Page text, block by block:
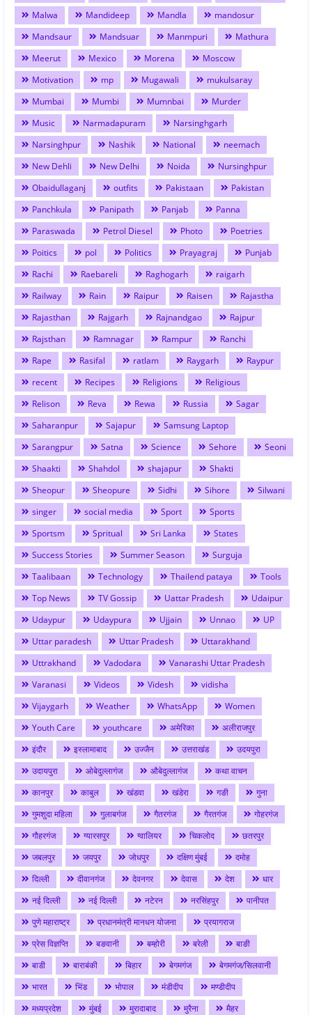
Malwa
Mandideep Mandla
mandosur
Mandsaur
Mandsuar Manmpuri
Mathura
Meerut
Mexico Morena
Moscow
Motivation
mp Mugawali
mukulsaray
Mumbai
Mumbi Mumnbai
Murder
Music
Narmadapuram
Narsinghgarh
Narsinghpur
Nashik National
neemach
New Dehli
New Delhi Noida
Nursinghpur
Obaidullaganj
outfits Pakistaan
Pakistan
Panchkula
Panipath Panjab
Panna
Paraswada
Petrol Diesel Photo
Poetries
Poitics
pol Politics Prayagraj
Punjab
Rachi
Raebareli Raghogarh
raigarh
Railway
Rain Raipur Raisen
Rajastha
Rajasthan
Rajgarh Rajnandgao
Rajpur
Rajsthan
Ramnagar Rampur
Ranchi
Rape
Rasifal ratlam Raygarh
Raypur
recent
Recipes Religions
Religious
Relison
Reva Rewa Russia
Sagar
Saharanpur
Sajapur
Samsung Laptop
Sarangpur
Satna Science Sehore
Seoni
Shaakti
Shahdol shajapur
Shakti
Sheopur
Sheopure Sidhi Sihore
Silwani
singer
social media Sport
Sports
Sportsm
Spritual Sri Lanka
States
Success Stories
Summer Season
Surguja
Taalibaan
Technology Thailend pataya
Tools
Top News
TV Gossip Uattar Pradesh
Udaipur
Udaypur
Udaypura Ujjain Unnao
UP
Uttar paradesh
Uttar Pradesh
Uttarakhand
Uttrakhand
Vadodara
Vanarashi Uttar Pradesh
Varanasi
Videos Videsh
vidisha
Vijaygarh
Weather WhatsApp
Women
Youth Care
youthcare अमेरिका
अलीराजपुर
इंदौर
इस्लामाबाद उज्जैन उत्तराखंड
उदयपुरा
उदायपुरा
ओबेदुल्लागंज औबेदुल्लागंज
कथा वाचन
कानपुर
काबुल खंडवा खंडेरा गङी
गुना
गुमशुदा महिला
गुलाबगंज गैतरगंज गैरतगंज
गोहरगंज
गौहरगंज
ग्यारसपुर ग्वालियर चिकलोद
छतरपुर
जबलपुर
जयपुर जोधपुर दक्षिण मुंबई
दमोह
दिल्ली
दीवानगंज देवनगर देवास देश
धार
नई दिल्ली
नई दिल्ली नटेरन नरसिंहपुर
पानीपत
पुणे महाराष्ट्र
प्रधानमंत्री मानधन योजना
प्रयागराज
प्रेस विज्ञप्ति
बङवानी बम्होरी बरेली
बाङी
बाडी
बाराबंकी बिहार बेगमगंज
बेगमगंज/सिलवानी
भारत
भिंड भोपाल मंडीदीप
मण्डीदीप
मध्यप्रदेश
मुंबई मुरादाबाद मुरैना
मैहर